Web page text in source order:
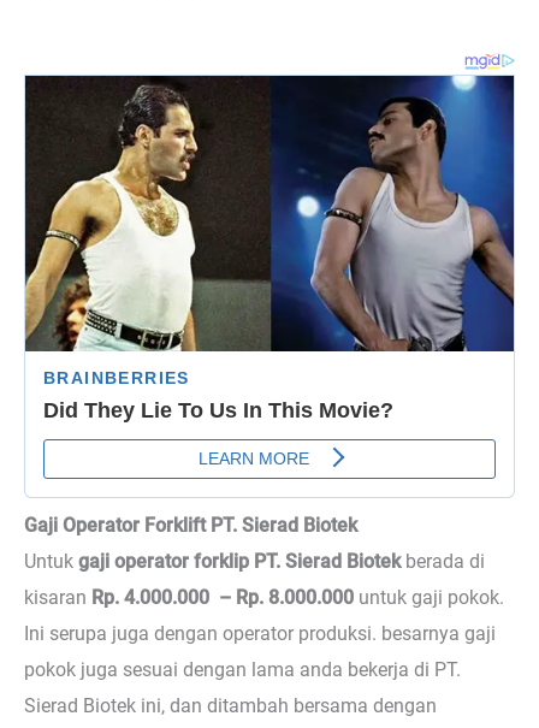
Gaji Operator Forklift PT. Sierad Biotek
Untuk gaji operator forklip PT. Sierad Biotekberada di
kisaran Rp. 4.000.000 – Rp. 8.000.000 untuk gaji pokok.
Ini serupa juga dengan operator produksi. besarnya gaji
pokok juga sesuai dengan lama anda bekerja di PT.
Sierad Biotek ini, dan ditambah bersama dengan